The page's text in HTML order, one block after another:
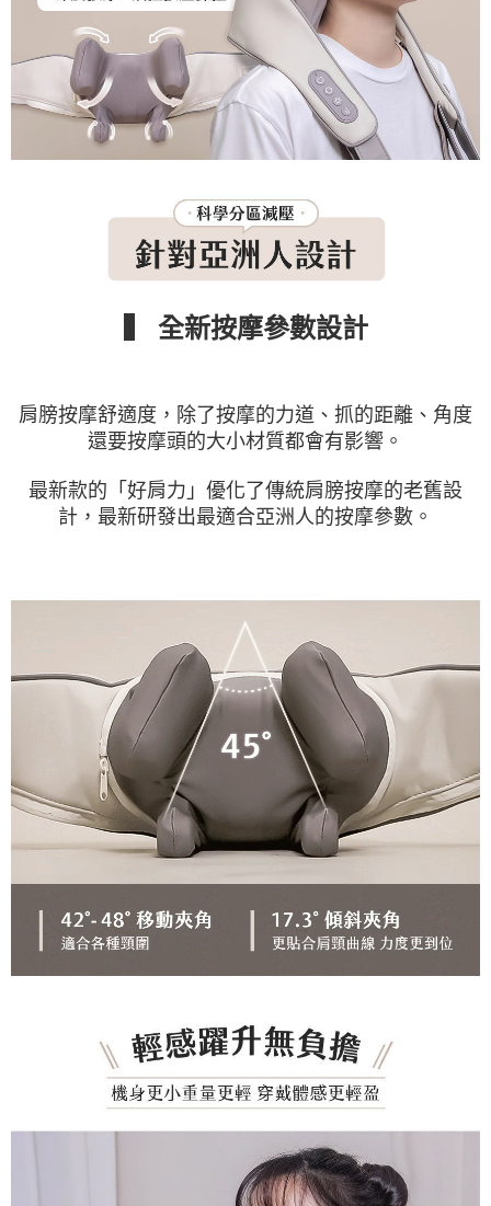
▍ 全新按摩參數設計
肩膀按摩舒適度，除了按摩的力道、抓的距離、角度
還要按摩頭的大小材質都會有影響。
最新款的「好肩力」優化了傳統肩膀按摩的老舊設
計，最新研發出最適合亞洲人的按摩參數。